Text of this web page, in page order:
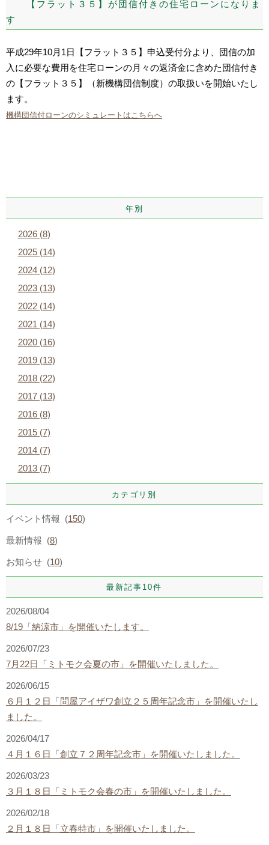
【フラット３５】が団信付きの住宅ローンになりま
す
平成29年10月1日【フラット３５】申込受付分より、団信の加
入に必要な費用を住宅ローンの月々の返済金に含めた団信付き
の【フラット３５】（新機構団信制度）の取扱いを開始いたし
ます。
機構団信付ローンのシミュレートはこちらへ
年別
2026 (8)
2025 (14)
2024 (12)
2023 (13)
2022 (14)
2021 (14)
2020 (16)
2019 (13)
2018 (22)
2017 (13)
2016 (8)
2015 (7)
2014 (7)
2013 (7)
カテゴリ別
イベント情報 (150)
最新情報 (8)
お知らせ (10)
最新記事10件
2026/08/04
8/19「納涼市」を開催いたします。
2026/07/23
7月22日「ミトモク会夏の市」を開催いたしました。
2026/06/15
６月１２日「問屋アイザワ創立２５周年記念市」を開催いたし
ました。
2026/04/17
４月１６日「創立７２周年記念市」を開催いたしました。
2026/03/23
３月１８日「ミトモク会春の市」を開催いたしました。
2026/02/18
２月１８日「立春特市」を開催いたしました。